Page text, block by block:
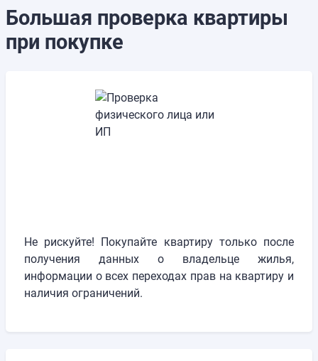
Большая проверка квартиры
при покупке
Не рискуйте! Покупайте квартиру только после
получения данных о владельце жилья,
информации о всех переходах прав на квартиру и
наличия ограничений.